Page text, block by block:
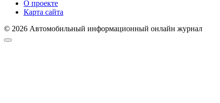
О проекте
Карта сайта
© 2026 Автомобильный информационный онлайн журнал